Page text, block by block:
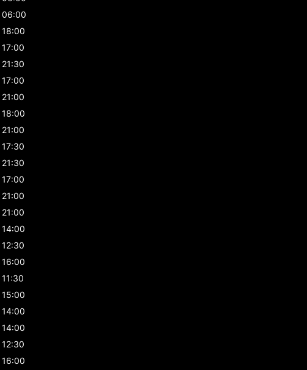
06:00
18:00
17:00
21:30
17:00
21:00
18:00
21:00
17:30
21:30
17:00
21:00
21:00
14:00
12:30
16:00
11:30
15:00
14:00
14:00
12:30
16:00